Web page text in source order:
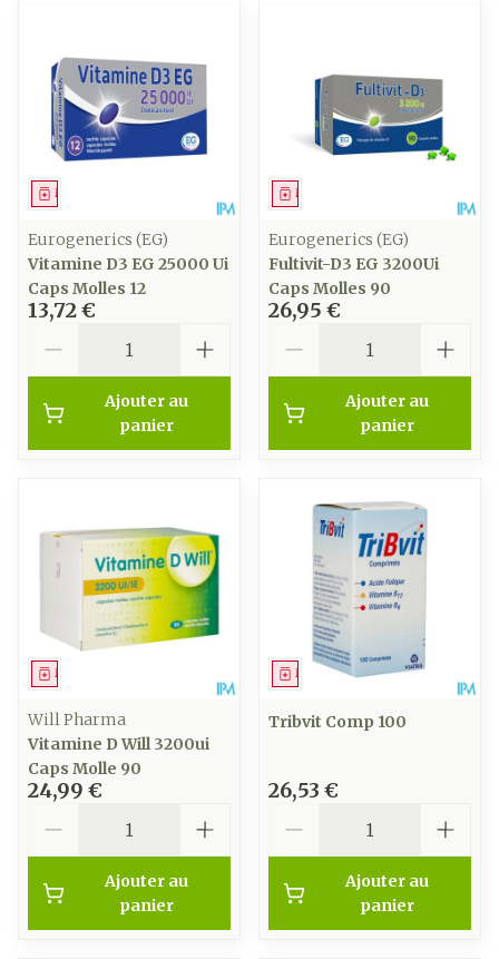
Médicament
Eurogenerics (EG)
Vitamine D3 EG 25000 Ui
Caps Molles 12
13,72 €
Ajouter au
panier
Médicament
Eurogenerics (EG)
Fultivit-D3 EG 3200Ui
Caps Molles 90
26,95 €
Ajouter au
panier
Médicament
Will Pharma
Vitamine D Will 3200ui
Caps Molle 90
24,99 €
Ajouter au
panier
Médicament
Tribvit Comp 100
26,53 €
Ajouter au
panier